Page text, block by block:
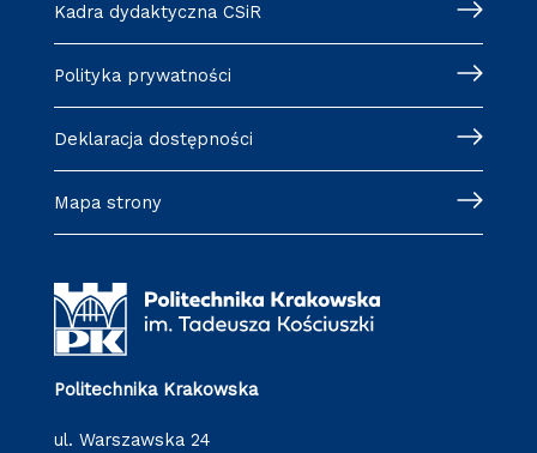
Kadra dydaktyczna CSiR
Polityka prywatności
Deklaracja dostępności
Mapa strony
Politechnika Krakowska
ul. Warszawska 24